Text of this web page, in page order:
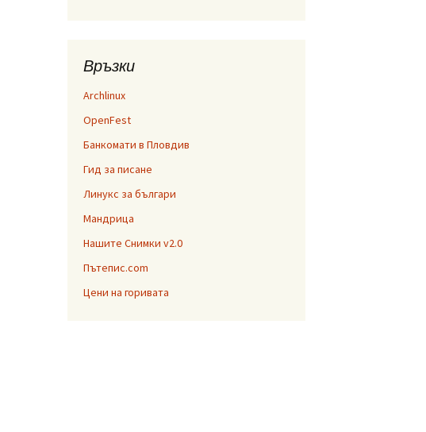
Връзки
Archlinux
OpenFest
Банкомати в Пловдив
Гид за писане
Линукс за българи
Мандрица
Нашите Снимки v2.0
Пътепис.com
Цени на горивата